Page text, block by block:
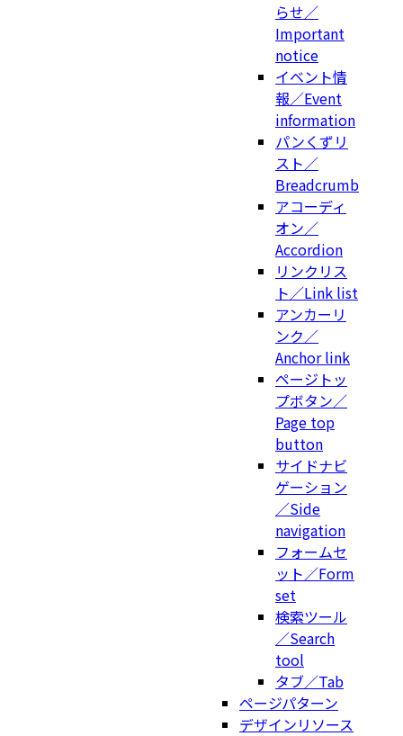
らせ／
Important
notice
イベント情
報／Event
information
パンくずリ
スト／
Breadcrumb
アコーディ
オン／
Accordion
リンクリス
ト／Link list
アンカーリ
ンク／
Anchor link
ページトッ
プボタン／
Page top
button
サイドナビ
ゲーション
／Side
navigation
フォームセ
ット／Form
set
検索ツール
／Search
tool
タブ／Tab
ページパターン
デザインリソース